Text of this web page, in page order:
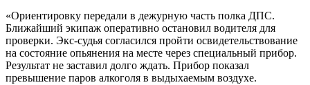
«Ориентировку передали в дежурную часть полка ДПС.
Ближайший экипаж оперативно остановил водителя для
проверки. Экс-судья согласился пройти освидетельствование
на состояние опьянения на месте через специальный прибор.
Результат не заставил долго ждать. Прибор показал
превышение паров алкоголя в выдыхаемым воздухе.